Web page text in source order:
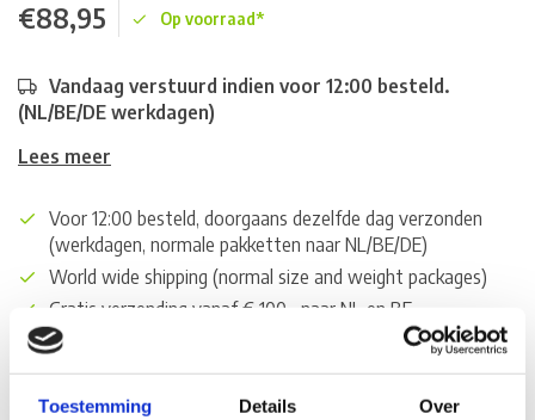
Toestemming Details Over
€88,95 Op voorraad*
Vandaag verstuurd indien voor 12:00 besteld.
(NL/BE/DE werkdagen)
Lees meer
Voor 12:00 besteld, doorgaans dezelfde dag verzonden
(werkdagen, normale pakketten naar NL/BE/DE)
World wide shipping (normal size and weight packages)
Gratis verzending vanaf € 100,- naar NL en BE
*Zeer grote magazijnvoorraad direct beschikbaar voor
verzending. Een deel van de artikelen op voorraad in de
winkel, mail ons voor de beschikbaarheid in de winkel: